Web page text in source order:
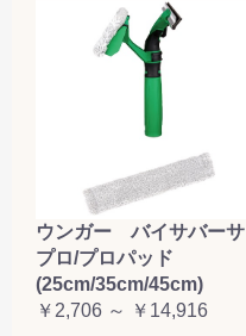
ウンガー バイサバーサ
プロ/プロパッド
(25cm/35cm/45cm)
￥2,706 ～ ￥14,916